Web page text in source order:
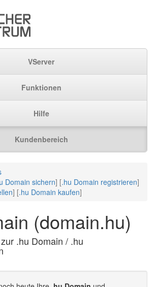
VServer
Funktionen
Hilfe
Kundenbereich
Domain sichern] [.hu Domain registrieren]
] [.hu Domain kaufen]
(domain.hu)
.hu Domain / .hu